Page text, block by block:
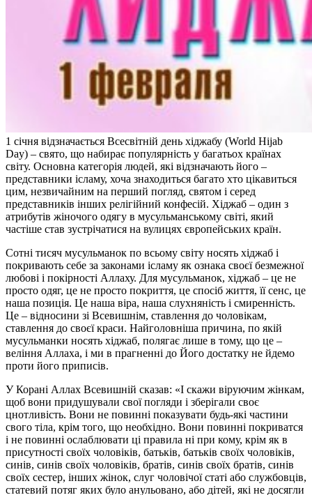
1 січня відзначається Всесвітній день хіджабу (World Hijab
Day) – свято, що набирає популярність у багатьох країнах
світу. Основна категорія людей, які відзначають його –
представники ісламу, хоча знаходиться багато хто цікавиться
цим, незвичайним на перший погляд, святом і серед
представників інших релігійний конфесій. Хіджаб – один з
атрибутів жіночого одягу в мусульманському світі, який
частіше став зустрічатися на вулицях європейських країн.
Сотні тисяч мусульманок по всьому світу носять хіджаб і
покривають себе за законами ісламу як ознака своєї безмежної
любові і покірності Аллаху. Для мусульманок, хіджаб – це не
просто одяг, це не просто покриття, це спосіб життя, її сенс, це
наша позиція. Це наша віра, наша слухняність і смиренність.
Це – відносини зі Всевишнім, ставлення до чоловікам,
ставлення до своєї краси. Найголовніша причина, по якій
мусульманки носять хіджаб, полягає лише в тому, що це –
веління Аллаха, і ми в прагненні до Його достатку не йдемо
проти його приписів.
У Корані Аллах Всевишній сказав: «І скажи віруючим жінкам,
щоб вони придушували свої погляди і зберігали своє
цнотливість. Вони не повинні показувати будь-які частини
свого тіла, крім того, що необхідно. Вони повинні покриватся
і не повинні ослаблювати ці правила ні при кому, крім як в
присутності своїх чоловіків, батьків, батьків своїх чоловіків,
синів, синів своїх чоловіків, братів, синів своїх братів, синів
своїх сестер, інших жінок, слуг чоловічої статі або службовців,
статевий потяг яких було анульовано, або дітей, які не досягли